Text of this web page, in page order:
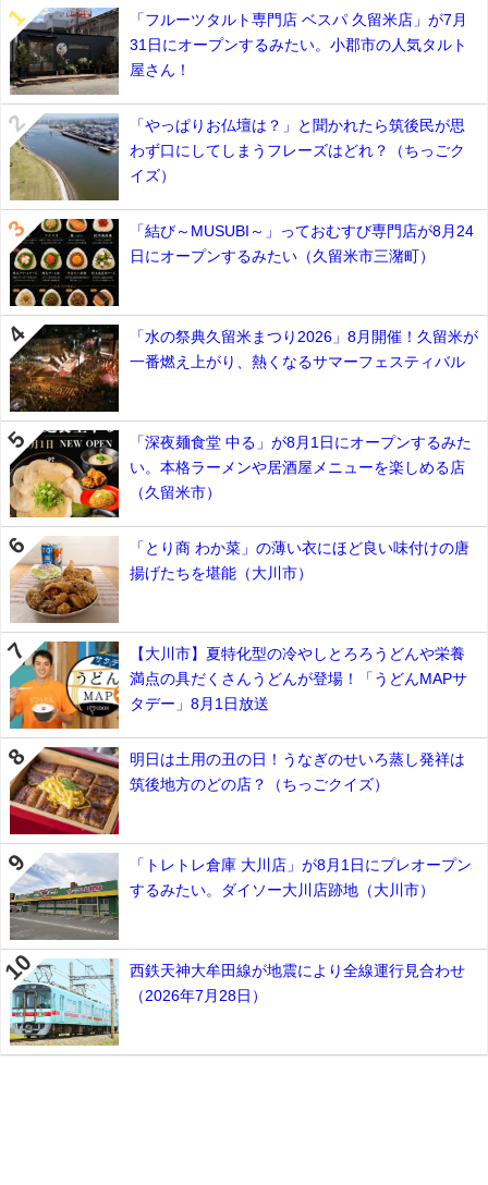
「フルーツタルト専門店 ベスパ 久留米店」が7月
31日にオープンするみたい。小郡市の人気タルト
屋さん！
「やっぱりお仏壇は？」と聞かれたら筑後民が思
わず口にしてしまうフレーズはどれ？（ちっごク
イズ）
「結び～MUSUBI～」っておむすび専門店が8月24
日にオープンするみたい（久留米市三潴町）
「水の祭典久留米まつり2026」8月開催！久留米が
一番燃え上がり、熱くなるサマーフェスティバル
「深夜麺食堂 中る」が8月1日にオープンするみた
い。本格ラーメンや居酒屋メニューを楽しめる店
（久留米市）
「とり商 わか菜」の薄い衣にほど良い味付けの唐
揚げたちを堪能（大川市）
【大川市】夏特化型の冷やしとろろうどんや栄養
満点の具だくさんうどんが登場！「うどんMAPサ
タデー」8月1日放送
明日は土用の丑の日！うなぎのせいろ蒸し発祥は
筑後地方のどの店？（ちっごクイズ）
「トレトレ倉庫 大川店」が8月1日にプレオープン
するみたい。ダイソー大川店跡地（大川市）
西鉄天神大牟田線が地震により全線運行見合わせ
（2026年7月28日）